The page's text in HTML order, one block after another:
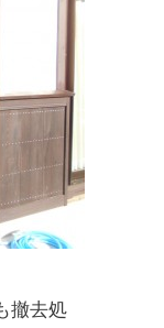
撤去処